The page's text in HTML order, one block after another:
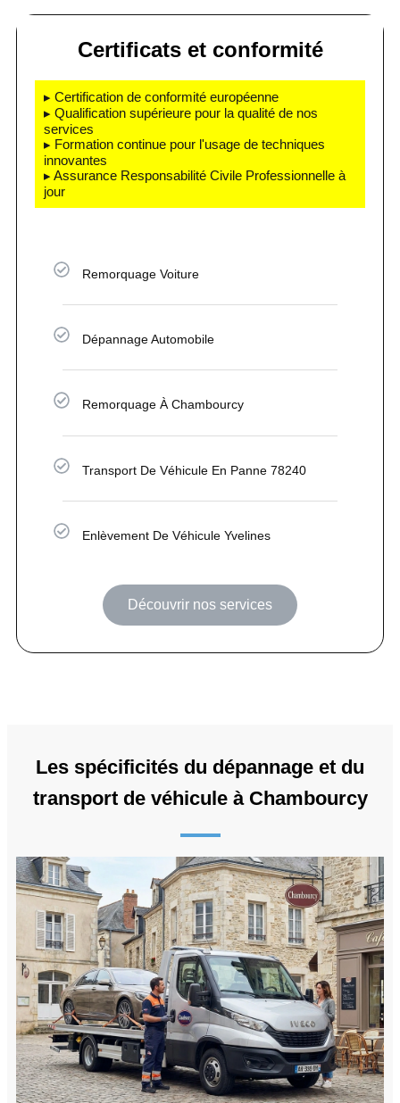
Certificats et conformité
▸ Certification de conformité européenne
▸ Qualification supérieure pour la qualité de nos
services
▸ Formation continue pour l'usage de techniques
innovantes
▸ Assurance Responsabilité Civile Professionnelle à
jour
Remorquage Voiture
Dépannage Automobile
Remorquage À Chambourcy
Transport De Véhicule En Panne 78240
Enlèvement De Véhicule Yvelines
Découvrir nos services
Les spécificités du dépannage et du
transport de véhicule à Chambourcy